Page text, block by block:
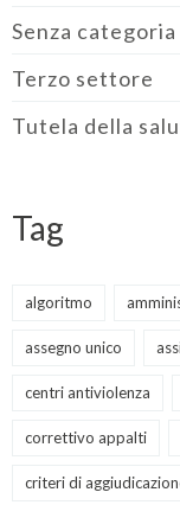
Senza categoria
Terzo settore
Tutela della
Tag
algoritmo
assegno unico
centri antiviolenza
correttivo appalti
criteri di